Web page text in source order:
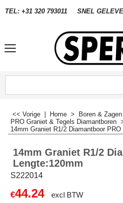
TEL: +31 320 793011 SNEL
<< Vorige Home > Boren & Zagen
PRO Graniet & Tegels Diamantboren
14mm Graniet R1/2 Diamantboor
14mm Graniet R1/2
Lengte:120mm
S222014
€44.24
excl BTW